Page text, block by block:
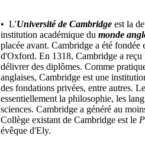
• L'Université de Cambridge est la
institution académique du monde
placée avant. Cambridge a été fondée
d'Oxford. En 1318, Cambridge a reçu
délivrer des diplômes. Comme
anglaises, Cambridge est une
des fondations privées, entre autres.
essentiellement la philosophie, les
sciences. Cambridge a généré au
Collège existant de Cambridge est le
évêque d'Ely.